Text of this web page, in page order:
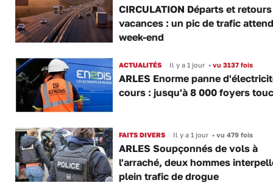
CIRCULATION Départs et
vacances : un pic de trafic
week-end
ACTUALITÉS Il y a 1 jour •vu 3137 fois
ARLES Enorme panne
cours : jusqu'à 8 000 foyers
FAITS DIVERS Il y a 1 jour •vu 479 fois
ARLES Soupçonnés de vols à
l'arraché, deux hommes
plein trafic de drogue